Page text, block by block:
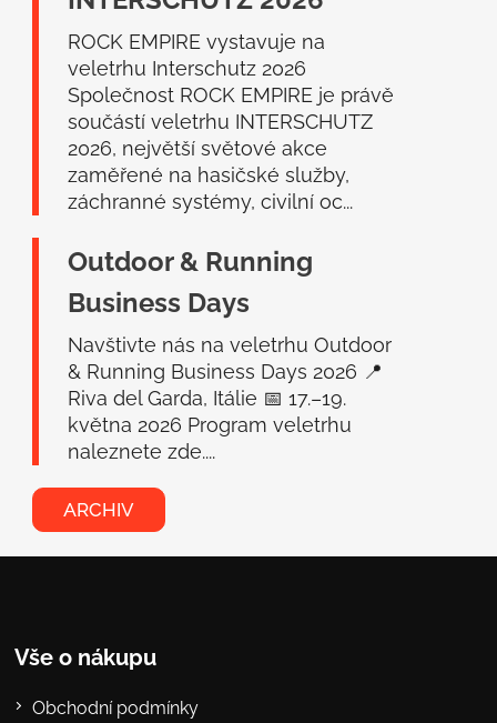
ROCK EMPIRE vystavuje na
veletrhu Interschutz 2026
Společnost ROCK EMPIRE je právě
součástí veletrhu INTERSCHUTZ
2026, největší světové akce
zaměřené na hasičské služby,
záchranné systémy, civilní oc...
Outdoor & Running
Business Days
Navštivte nás na veletrhu Outdoor
& Running Business Days 2026 📍
Riva del Garda, Itálie 📅 17.–19.
května 2026 Program veletrhu
naleznete zde....
ARCHIV
Vše o nákupu
Obchodní podmínky